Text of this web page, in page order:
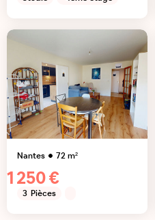
Nantes 72m²
1 250 €
3 Pièces